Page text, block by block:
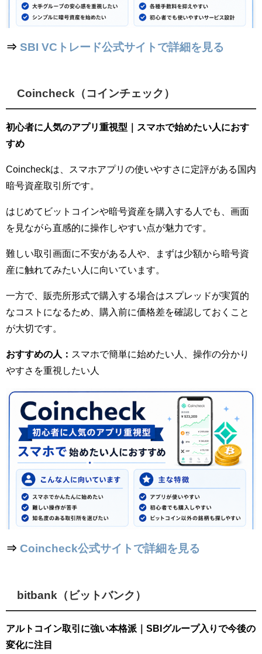
⇒ SBI VCトレード公式サイトで詳細を見る
Coincheck（コインチェック）
初心者に人気のアプリ重視型｜スマホで始めたい人におす
すめ
Coincheckは、スマホアプリの使いやすさに定評がある国内
暗号資産取引所です。
はじめてビットコインや暗号資産を購入する人でも、画面
を見ながら直感的に操作しやすい点が魅力です。
難しい取引画面に不安がある人や、まずは少額から暗号資
産に触れてみたい人に向いています。
一方で、販売所形式で購入する場合はスプレッドが実質的
なコストになるため、購入前に価格差を確認しておくこと
が大切です。
おすすめの人： スマホで簡単に始めたい人、操作の分かり
やすさを重視したい人
⇒ Coincheck公式サイトで詳細を見る
bitbank（ビットバンク）
アルトコイン取引に強い本格派｜SBIグループ入りで今後の
変化に注目